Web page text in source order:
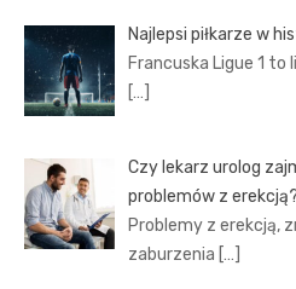
Najlepsi piłkarze w
Francuska Ligue 1 to
[…]
Czy lekarz urolog
problemów z erekcją?
Problemy z erekcją,
zaburzenia […]